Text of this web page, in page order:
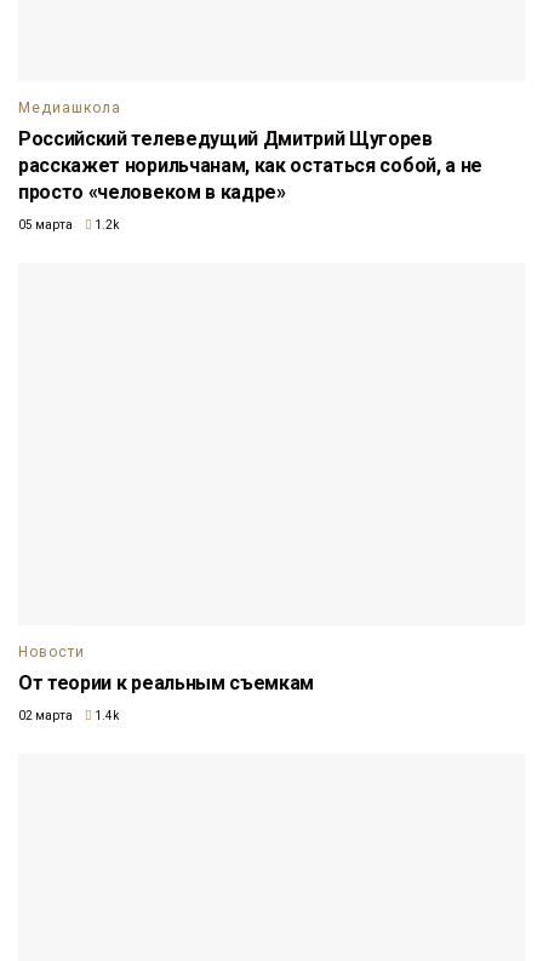
Медиашкола
Российский телеведущий Дмитрий Щугорев
расскажет норильчанам, как остаться собой, а не
просто «человеком в кадре»
05 марта 1.2k
Новости
От теории к реальным съемкам
02 марта 1.4k